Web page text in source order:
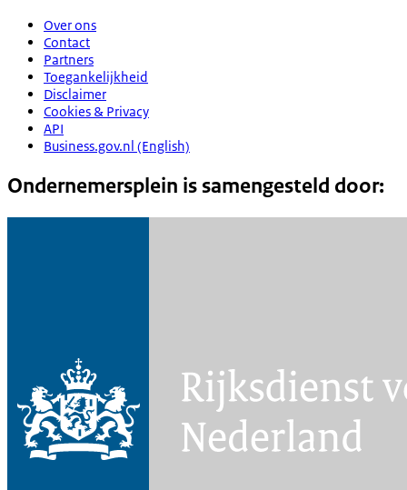
Over ons
Contact
Partners
Toegankelijkheid
Disclaimer
Cookies & Privacy
API
Business.gov.nl (English)
Ondernemersplein is samengesteld door: